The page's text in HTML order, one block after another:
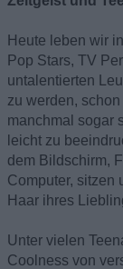
Heute leben wir
Pop Stars, TV
untalentierten
zu werden,
manchmal sogar
leicht zu
dem Bildschirm,
Computer, sitzen
Haar ihres
Unter vielen
Coolness von